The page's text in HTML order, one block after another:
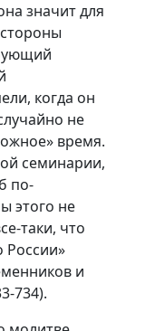
значит для
когда он
не
время.
семинарии,
по-
этого не
таки, что
России»
и
734).